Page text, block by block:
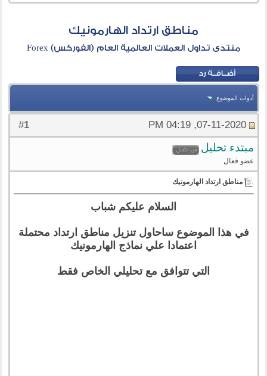
مناطق ارتداد الهارمونيك
منتدى تداول العملات العالمية العام (الفوركس) Forex
أدوات الموضوع
#
1 07-11-2020, 04:19 PM
مبتدء تحليل
عضو فعال
مناطق ارتداد الهارمونيك
السلام عليكم شباب
في هذا الموضوع ساحاول تنزيل مناطق ارتداد محتملة
اعتمادا علي نماذج الهارمونيك
التي تتوافق مع تحليلي الخاص فقط